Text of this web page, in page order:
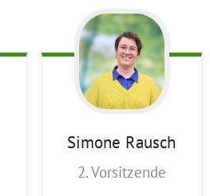
Simone Rausch
2. Vorsitzende